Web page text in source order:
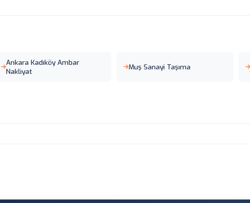
Ankara Kadıköy Ambar
Nakliyat
Muş Sanayi Taşıma